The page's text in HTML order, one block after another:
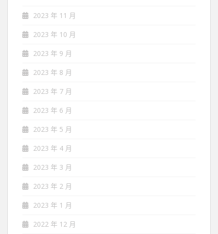
2023 年 11 月
2023 年 10 月
2023 年 9 月
2023 年 8 月
2023 年 7 月
2023 年 6 月
2023 年 5 月
2023 年 4 月
2023 年 3 月
2023 年 2 月
2023 年 1 月
2022 年 12 月